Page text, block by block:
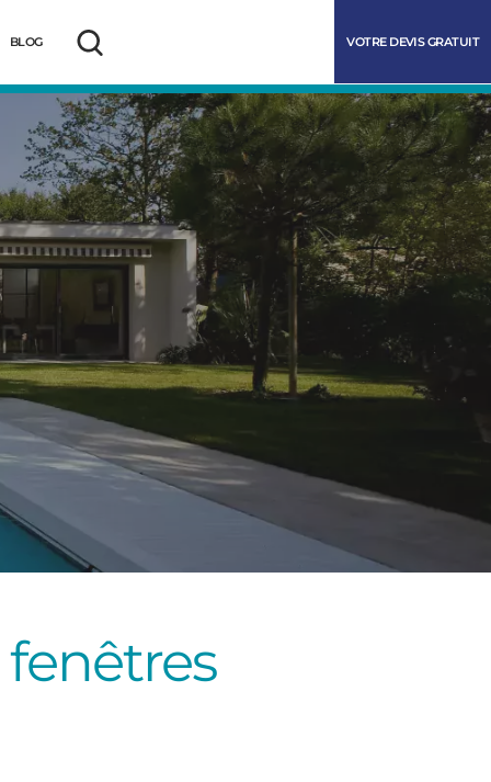
BLOG
Rechercher
VOTRE DEVIS GRATUIT